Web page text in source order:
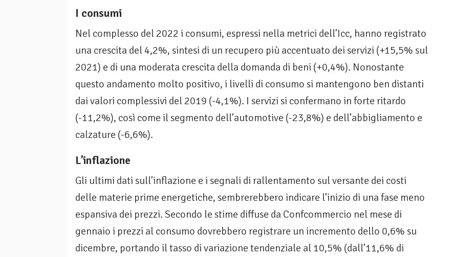
I consumi
Nel complesso del 2022 i consumi, espressi nella metrici dell’Icc, hanno registrato
una crescita del 4,2%, sintesi di un recupero più accentuato dei servizi (+15,5% sul
2021) e di una moderata crescita della domanda di beni (+0,4%). Nonostante
questo andamento molto positivo, i livelli di consumo si mantengono ben distanti
dai valori complessivi del 2019 (-4,1%). I servizi si confermano in forte ritardo
(-11,2%), così come il segmento dell’automotive (-23,8%) e dell’abbigliamento e
calzature (-6,6%).
L’inflazione
Gli ultimi dati sull’inflazione e i segnali di rallentamento sul versante dei costi
delle materie prime energetiche, sembrerebbero indicare l’inizio di una fase meno
espansiva dei prezzi. Secondo le stime diffuse da Confcommercio nel mese di
gennaio i prezzi al consumo dovrebbero registrare un incremento dello 0,6% su
dicembre, portando il tasso di variazione tendenziale al 10,5% (dall’11,6% di